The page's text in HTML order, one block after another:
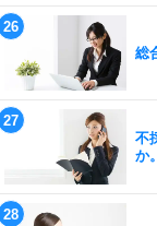
総
不
か。